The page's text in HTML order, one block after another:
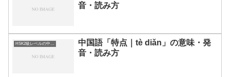
音・読み方
中国語「特点｜tè diǎn」の意味・発
音・読み方